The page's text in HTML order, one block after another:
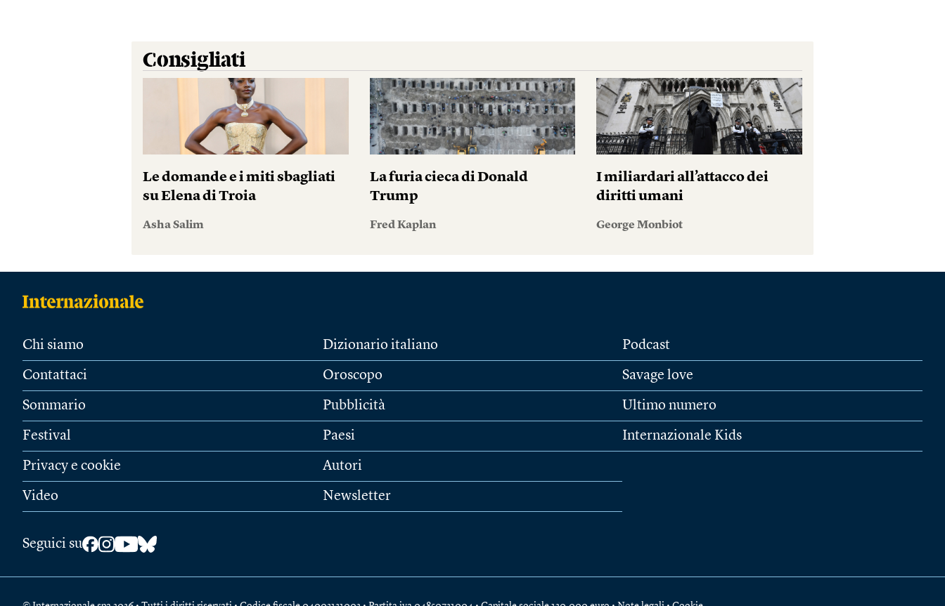
Consigliati
Le domande e i miti sbagliati
su Elena di Troia
Asha Salim
La furia cieca di Donald
Trump
Fred Kaplan
I miliardari all’attacco dei
diritti umani
George Monbiot
Chi siamo
Contattaci
Sommario
Festival
Privacy e cookie
Video
Dizionario italiano
Oroscopo
Pubblicità
Paesi
Autori
Newsletter
Podcast
Savage love
Ultimo numero
Internazionale Kids
Seguici su